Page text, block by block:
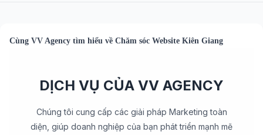
Cùng VV Agency tìm hiểu về Chăm sóc Website Kiên Giang
DỊCH VỤ CỦA VV AGENCY
Chúng tôi cung cấp các giải pháp Marketing toàn
diện, giúp doanh nghiệp của bạn phát triển mạnh mẽ